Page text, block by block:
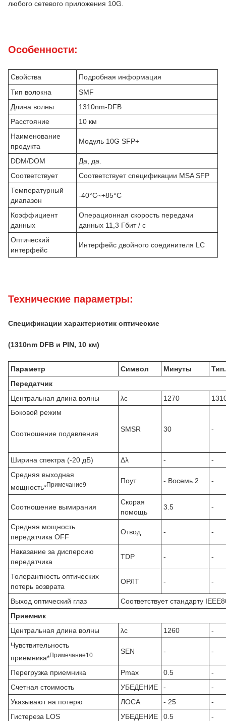
любого сетевого приложения 10G.
Особенности:
Свойства
Подробная информация
Тип волокна
SMF
Длина волны
1310nm-DFB
Расстояние
10 км
Наименование
продукта
Модуль 10G SFP+
DDM/DOM
Да, да.
Соответствует
Соответствует спецификации MSA SFP
Температурный
диапазон
-40°C~+85°C
Коэффициент
данных
Операционная скорость передачи
данных 11,3 Гбит / с
Оптический
интерфейс
Интерфейс двойного соединителя LC
Технические параметры:
Спецификации характеристик оптические
(1310nm DFB и PIN, 10 км)
Параметр Символ Минуты
Тип.
Передатчик
Центральная длина волны
λc 1270
Боковой режим
Соотношение подавления
SMSR 30 -
Ширина спектра (-20 дБ) Δλ -
-
Средняя выходная
мощность*Примечание9 Поут - Восемь.2 -
Соотношение вымирания
Скорая
помощь
3.5 -
Средняя мощность
передатчика OFF
Отвод - -
Наказание за дисперсию
передатчика
TDP - -
Толерантность оптических
потерь возврата
ОРЛТ - -
Выход оптический глаз
Соответствует стандарту
Приемник
Центральная длина волны
λc 1260
-
Чувствительность
приемника*Примечание10 SEN - -
Перегрузка приемника Pmax 0.5
-
Счетная стоимость
УБЕДЕНИЕ -
-
Указывают на потерю
ЛОСА - 25
-
Гистереза LOS
УБЕДЕНИЕ 0.5 -